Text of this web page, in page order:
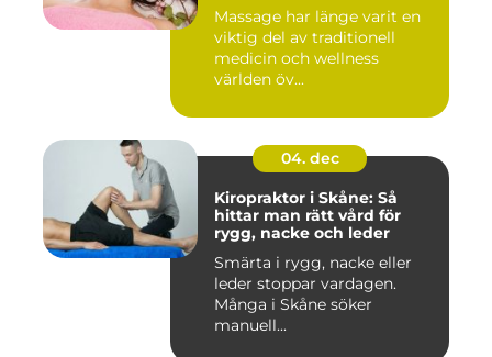
Massage har länge varit en
viktig del av traditionell
medicin och wellness
världen öv...
04. dec
Kiropraktor i Skåne: Så
hittar man rätt vård för
rygg, nacke och leder
Smärta i rygg, nacke eller
leder stoppar vardagen.
Många i Skåne söker
manuell...